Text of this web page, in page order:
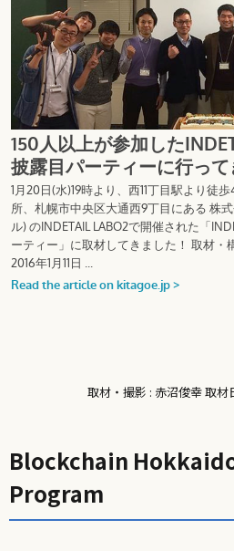
取材・撮影 : 赤沼俊幸 取材
Blockchain
Program